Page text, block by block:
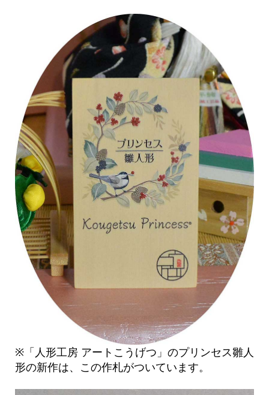
※「人形工房 アートこうげつ」のプリンセス雛人
形の新作は、この作札がついています。